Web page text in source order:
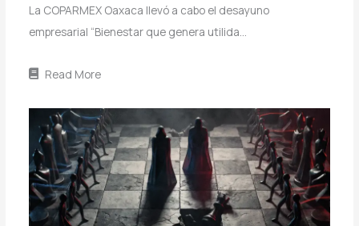
La COPARMEX Oaxaca llevó a cabo el desayuno
empresarial “Bienestar que genera utilida…
Read More